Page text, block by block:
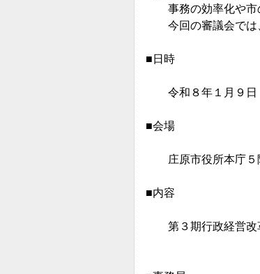
事務の効率化や市の
今回の審議会では、
■日時
令和８年１月９日
■会場
庄原市役所本庁５階
■内容
第３期行政経営改